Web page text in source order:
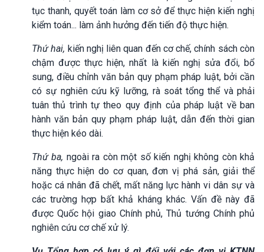
tục thanh, quyết toán làm cơ sở để thực hiện kiến nghị
kiểm toán... làm ảnh hưởng đến tiến độ thực hiện.
Thứ hai, kiến nghị liên quan đến cơ chế, chính sách còn
chậm được thực hiện, nhất là kiến nghị sửa đổi, bổ
sung, điều chỉnh văn bản quy phạm pháp luật, bởi cần
có sự nghiên cứu kỹ lưỡng, rà soát tổng thể và phải
tuân thủ trình tự theo quy định của pháp luật về ban
hành văn bản quy phạm pháp luật, dẫn đến thời gian
thực hiện kéo dài.
Thứ ba, ngoài ra còn một số kiến nghị không còn khả
năng thực hiện do cơ quan, đơn vị phá sản, giải thể
hoặc cá nhân đã chết, mất năng lực hành vi dân sự và
các trường hợp bất khả kháng khác. Vấn đề này đã
được Quốc hội giao Chính phủ, Thủ tướng Chính phủ
nghiên cứu cơ chế xử lý.